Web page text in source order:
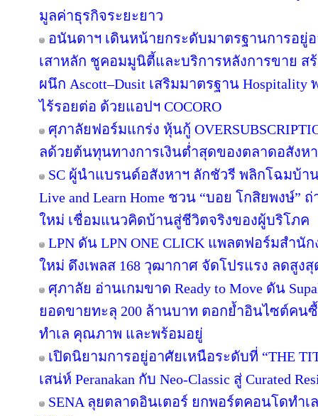
มูลค่าธุรกิจระยะยาว
อนันดาฯ เดินหน้ายกระดับมาตรฐานการอยู่อ
เสาหลัก ชูคอมมูนิตี้และบริการหลังการขาย สร้
ผนึก Ascott–Dusit เสริมมาตรฐาน
ไร้รอยต่อ ด้วยแอปฯ COCORO
ศุภาลัยฟอร์มแกร่ง หุ้นกู้
ลด้วยต้นทุนทางการเงินต่ำสุดของตลาดอสังห
SC ผู้นำแบรนด์อสังหาฯ ลักชัวรี พลิกโฉมบ้า
Live and Learn Home ชวน “บอย โกสิยพงษ์”
ใหม่ เชื่อมแนวคิดบ้านสู่ชีวิตจริงของผู้บริโภค
LPN ดัน LPN ONE CLICK แพลตฟอร์มสำนั
ใหม่ ดึงเพลส 168 วุฒากาศ จัดโปรแรง ลดสูงสุ
ศุภาลัย อ่านเกมขาด Ready to Move ดัน
ยอดขายทะลุ 200 ล้านบาท ตอกย้ำอินไซต์คน
ทำเล คุณภาพ และพร้อมอยู่
เปิดนิยามการอยู่อาศัยเหนือระดับที่ “THE
เสน่ห์ Peranakan กับ Neo-Classic สู่ Curated
SENA ลุยตลาดอินเตอร์ ยกพอร์ตคอนโดทำเ